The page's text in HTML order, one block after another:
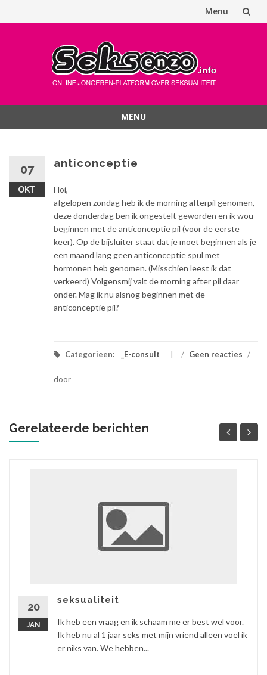
Menu
MENU
07
OKT
anticonceptie
Hoi,
afgelopen zondag heb ik de morning afterpil genomen,
deze donderdag ben ik ongestelt geworden en ik wou
beginnen met de anticonceptie pil (voor de eerste
keer). Op de bijsluiter staat dat je moet beginnen als je
een maand lang geen anticonceptie spul met
hormonen heb genomen. (Misschien leest ik dat
verkeerd) Volgensmij valt de morning after pil daar
onder. Mag ik nu alsnog beginnen met de
anticonceptie pil?
Categorieen: _E-consult / Geen reacties /
door
Gerelateerde berichten
20
JAN
seksualiteit
Ik heb een vraag en ik schaam me er best wel voor.
Ik heb nu al 1 jaar seks met mijn vriend alleen voel ik
er niks van. We hebben...